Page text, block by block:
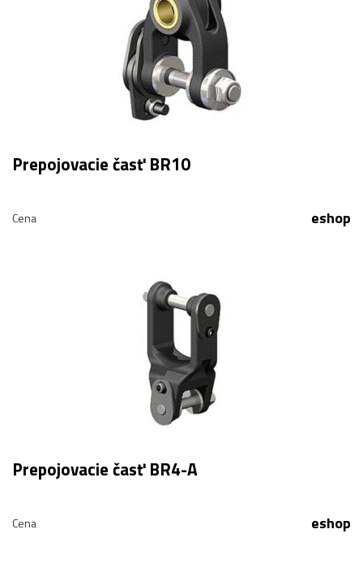
Prepojovacie časť BR10
Cena eshop
Prepojovacie časť BR4-A
Cena eshop